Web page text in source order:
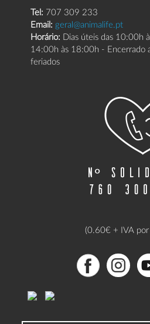
Tel: 707 309 233
Email: geral@animalife.pt
Horário: Dias úteis das 10:00h
14:00h às 18:00h - Encerrado
feriados
(0.60€ + IVA por